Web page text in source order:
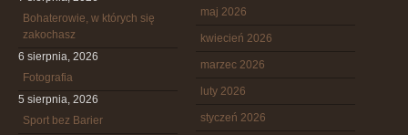
Bohaterowie, w których się
zakochasz
6 sierpnia, 2026
Fotografia
5 sierpnia, 2026
Sport bez Barier
maj 2026
kwiecień 2026
marzec 2026
luty 2026
styczeń 2026